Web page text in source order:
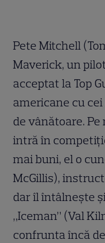
Pete Mitchell
Maverick, un
acceptat la Top
americane cu
de vânătoare.
intră în
mai buni, el o
McGillis),
dar îl întâlneşte
„Iceman” (Val
confrunta încă